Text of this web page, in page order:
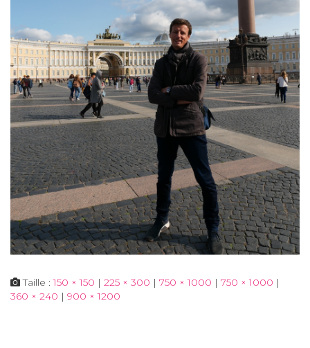
Taille :150 × 150 | 225 × 300 | 750 × 1000 | 750 × 1000 |
360 × 240 | 900 × 1200